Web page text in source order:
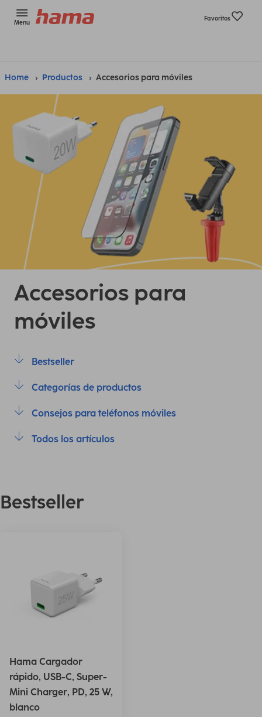
Menu
Favoritos
Home Productos Accesorios para móviles
Accesorios para
móviles
Bestseller
Categorías de productos
Consejos para teléfonos móviles
Todos los artículos
Bestseller
Hama Cargador
rápido, USB-C, Super-
Mini Charger, PD, 25 W,
blanco